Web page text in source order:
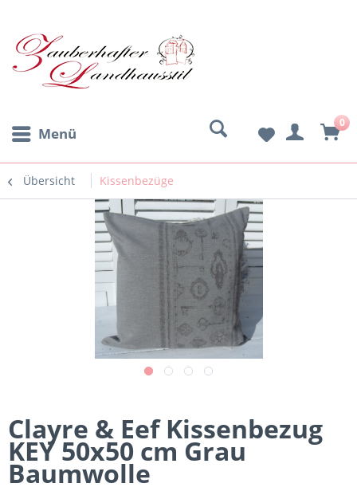
Menü
0
Übersicht Kissenbezüge
Clayre & Eef Kissenbezug
KEY 50x50 cm Grau
Baumwolle